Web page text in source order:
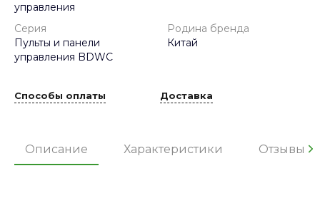
управления
Серия
Пульты и панели
управления BDWC
Родина бренда
Китай
Способы оплаты Доставка
Описание Характеристики Отзывы